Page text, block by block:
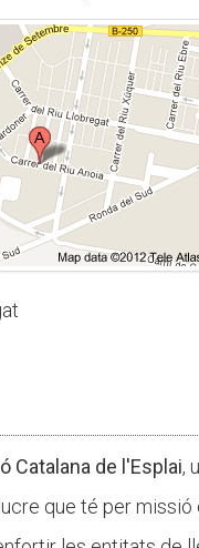
Catalana de l'Esplai,
que té per missió